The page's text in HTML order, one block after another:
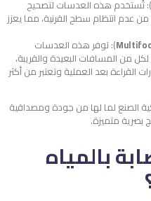
): تُستخدم هذه العدسات لتصحيح
عدم انتظام سطح القرنية، مما يعزز
): توفر هذه العدسات
من المسافات البعيدة والقريبة،
القراءة بعد العملية وتعتبر من أكثر
الصنع لما لها من جودة ومصداقية
بصرية متميزة.
بالمياه